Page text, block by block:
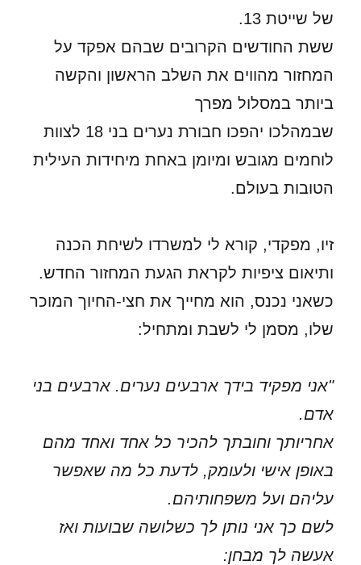
של שייטת 13.
ששת החודשים הקרובים שבהם אפקד על
המחזור מהווים את השלב הראשון והקשה
ביותר במסלול מפרך
שבמהלכו יהפכו חבורת נערים בני 18 לצוות
לוחמים מגובש ומיומן באחת מיחידות העילית
הטובות בעולם.
זיו, מפקדי, קורא לי למשרדו לשיחת הכנה
ותיאום ציפיות לקראת הגעת המחזור החדש.
כשאני נכנס, הוא מחייך את חצי-החיוך המוכר
שלו, מסמן לי לשבת ומתחיל:
"אני מפקיד בידך ארבעים נערים. ארבעים בני
אדם.
אחריותך וחובתך להכיר כל אחד ואחד מהם
באופן אישי ולעומק, לדעת כל מה שאפשר
עליהם ועל משפחותיהם.
לשם כך אני נותן לך כשלושה שבועות ואז
אעשה לך מבחן: